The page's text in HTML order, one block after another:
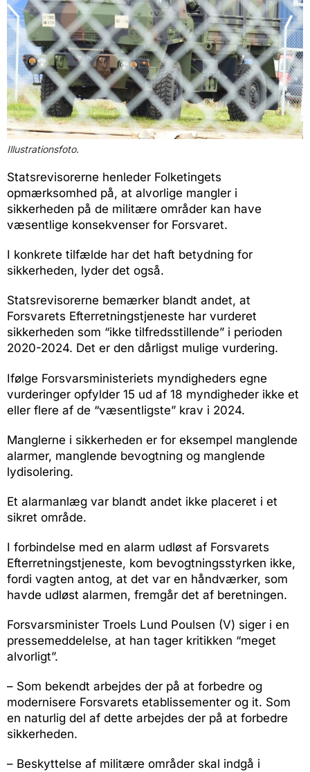
Illustrationsfoto.
Statsrevisorerne henleder Folketingets
opmærksomhed på, at alvorlige mangler i
sikkerheden på de militære områder kan have
væsentlige konsekvenser for Forsvaret.
I konkrete tilfælde har det haft betydning for
sikkerheden, lyder det også.
Statsrevisorerne bemærker blandt andet, at
Forsvarets Efterretningstjeneste har vurderet
sikkerheden som “ikke tilfredsstillende” i perioden
2020-2024. Det er den dårligst mulige vurdering.
Ifølge Forsvarsministeriets myndigheders egne
vurderinger opfylder 15 ud af 18 myndigheder ikke et
eller flere af de “væsentligste” krav i 2024.
Manglerne i sikkerheden er for eksempel manglende
alarmer, manglende bevogtning og manglende
lydisolering.
Et alarmanlæg var blandt andet ikke placeret i et
sikret område.
I forbindelse med en alarm udløst af Forsvarets
Efterretningstjeneste, kom bevogtningsstyrken ikke,
fordi vagten antog, at det var en håndværker, som
havde udløst alarmen, fremgår det af beretningen.
Forsvarsminister Troels Lund Poulsen (V) siger i en
pressemeddelelse, at han tager kritikken “meget
alvorligt”.
– Som bekendt arbejdes der på at forbedre og
modernisere Forsvarets etablissementer og it. Som
en naturlig del af dette arbejdes der på at forbedre
sikkerheden.
– Beskyttelse af militære områder skal indgå i